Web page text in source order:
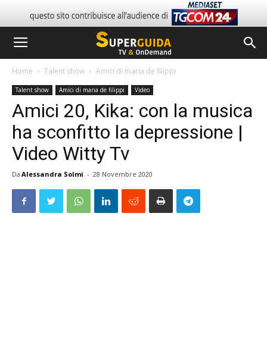
Home Talent show Amici di maria de filippi
Talent show Amici di maria de filippi Video
Amici 20, Kika: con la musica
ha sconfitto la depressione |
Video Witty Tv
Da Alessandra Solmi - 28 Novembre 2020